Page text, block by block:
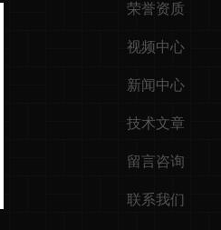
荣誉资质
视频中心
新闻中心
技术文章
留言咨询
联系我们